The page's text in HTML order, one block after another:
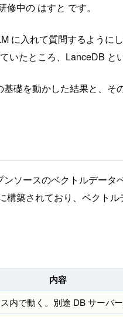
中の はすと です。
に入れて質問するよう
たところ、LanceDB と
礎を動かした結果と、そ
ソースのベクトルデー
築されており、ベクト
内容
内で動く。別途 DB サーバ